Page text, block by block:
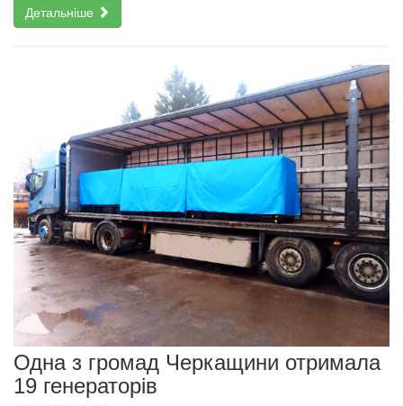
Детальніше
Одна з громад Черкащини отримала
19 генераторів